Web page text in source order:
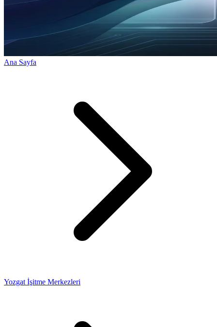
Ana Sayfa
Yozgat İşitme Merkezleri